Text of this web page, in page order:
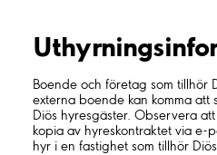
Boende och företag som tillhör
externa boende kan komma att
Diös hyresgäster. Observera
kopia av hyreskontraktet via e-
hyr i en fastighet som tillhör